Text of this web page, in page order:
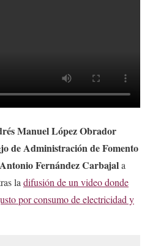
Manuel López Obrador
de Administración de Fomento
Fernández Carbajala
la difusión de un video donde
por consumo de electricidad y